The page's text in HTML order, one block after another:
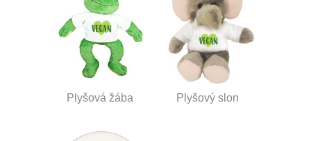
Plyšová žába Plyšový slon